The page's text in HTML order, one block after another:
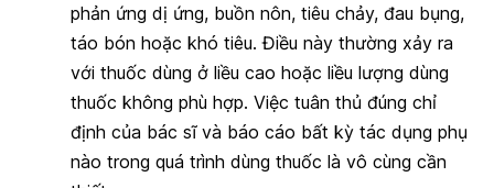
phản ứng dị ứng, buồn nôn, tiêu chảy, đau bụng,
táo bón hoặc khó tiêu. Điều này thường xảy ra
với thuốc dùng ở liều cao hoặc liều lượng dùng
thuốc không phù hợp. Việc tuân thủ đúng chỉ
định của bác sĩ và báo cáo bất kỳ tác dụng phụ
nào trong quá trình dùng thuốc là vô cùng cần